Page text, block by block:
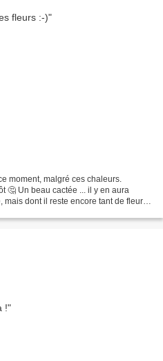
moment, malgré ces chaleurs.
🤔 Un beau cactée ... il y en aura
dont il reste encore tant de fleurs